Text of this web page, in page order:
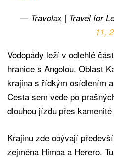
— Travolax | Travel for
11,
Vodopády leží v odlehlé
hranice s Angolou. Oblast
krajina s řídkým osídlením
Cesta sem vede po
dlouhou jízdu přes
Krajinu zde obývají
zejména Himba a Herero.